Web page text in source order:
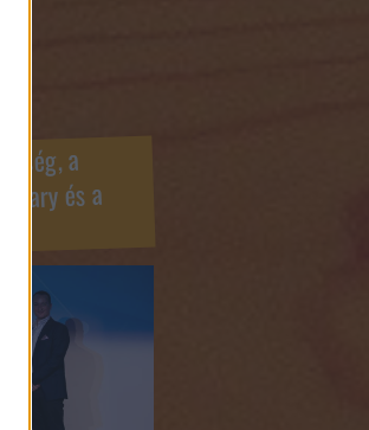
a
és a